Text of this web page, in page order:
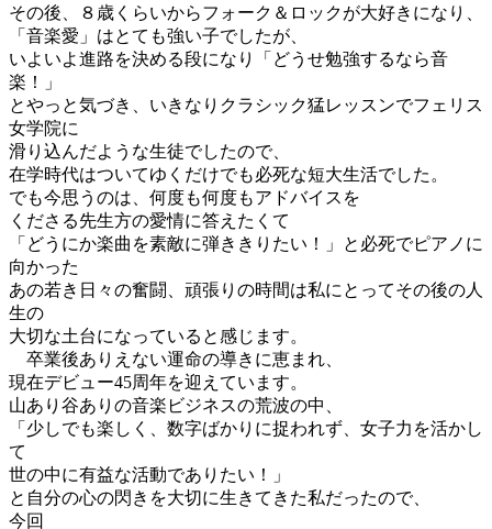
その後、８歳くらいからフォーク＆ロックが大好きになり、
「音楽愛」はとても強い子でしたが、
いよいよ進路を決める段になり「どうせ勉強するなら音
楽！」
とやっと気づき、いきなりクラシック猛レッスンでフェリス
女学院に
滑り込んだような生徒でしたので、
在学時代はついてゆくだけでも必死な短大生活でした。
でも今思うのは、何度も何度もアドバイスを
くださる先生方の愛情に答えたくて
「どうにか楽曲を素敵に弾ききりたい！」と必死でピアノに
向かった
あの若き日々の奮闘、頑張りの時間は私にとってその後の人
生の
大切な土台になっていると感じます。
卒業後ありえない運命の導きに恵まれ、
現在デビュー45周年を迎えています。
山あり谷ありの音楽ビジネスの荒波の中、
「少しでも楽しく、数字ばかりに捉われず、女子力を活かし
て
世の中に有益な活動でありたい！」
と自分の心の閃きを大切に生きてきた私だったので、
今回